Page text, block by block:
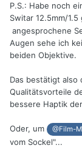
P.S.: Habe noch
Switar 12.5mm/
angesprochene
Augen sehe ich
beiden Objektive.
Das bestätigt
Qualitätsvorteile
bessere Haptik
Oder, um @Film-
vom Sockel"...